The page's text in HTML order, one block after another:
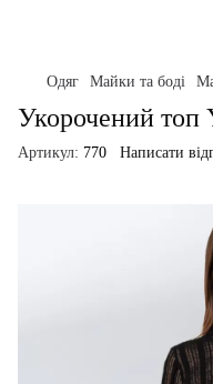
Одяг Майки та боді
Укорочений топ
Артикул: 770 Написати